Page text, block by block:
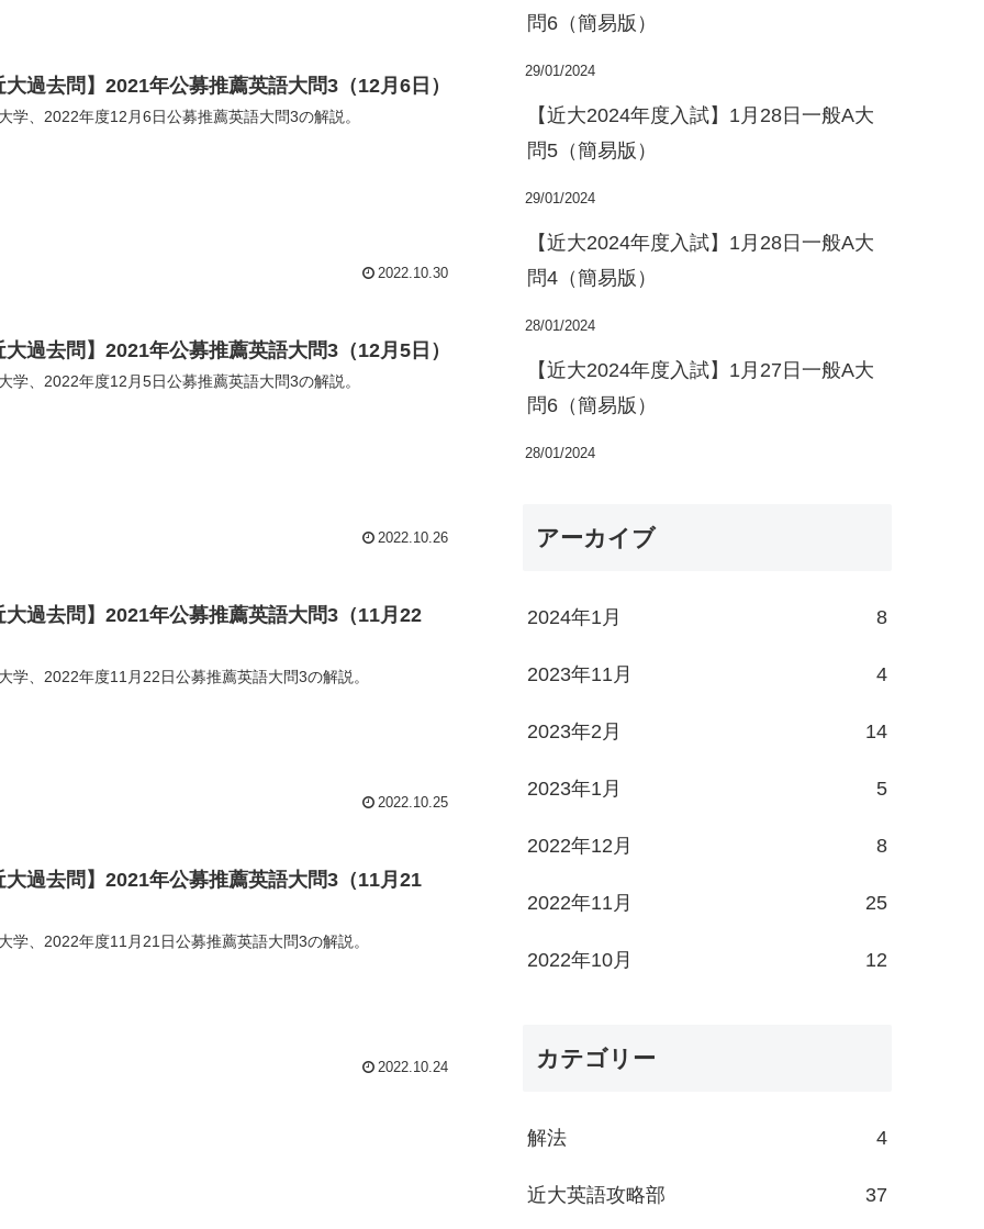
大過去問】2021年公募推薦英語大問3（12月6日）
学、2022年度12月6日公募推薦英語大問3の解説。
2022.10.30
大過去問】2021年公募推薦英語大問3（12月5日）
学、2022年度12月5日公募推薦英語大問3の解説。
2022.10.26
大過去問】2021年公募推薦英語大問3（11月22
学、2022年度11月22日公募推薦英語大問3の解説。
2022.10.25
大過去問】2021年公募推薦英語大問3（11月21
学、2022年度11月21日公募推薦英語大問3の解説。
2022.10.24
問6（簡易版）
29/01/2024
【近大2024年度入試】1月28日一般A大
問5（簡易版）
29/01/2024
【近大2024年度入試】1月28日一般A大
問4（簡易版）
28/01/2024
【近大2024年度入試】1月27日一般A大
問6（簡易版）
28/01/2024
アーカイブ
2024年1月 8
2023年11月 4
2023年2月 14
2023年1月 5
2022年12月 8
2022年11月 25
2022年10月 12
カテゴリー
解法 4
近大英語攻略部 37